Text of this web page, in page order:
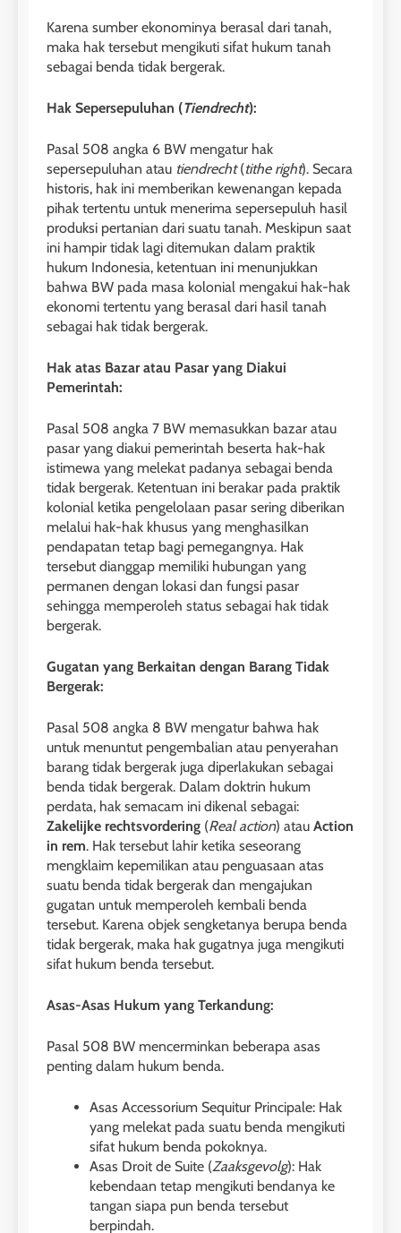
Karena sumber ekonominya berasal dari tanah,
maka hak tersebut mengikuti sifat hukum tanah
sebagai benda tidak bergerak.
Hak Sepersepuluhan (Tiendrecht):
Pasal 508 angka 6 BW mengatur hak
sepersepuluhan atau tiendrecht(tithe right). Secara
historis, hak ini memberikan kewenangan kepada
pihak tertentu untuk menerima sepersepuluh hasil
produksi pertanian dari suatu tanah. Meskipun saat
ini hampir tidak lagi ditemukan dalam praktik
hukum Indonesia, ketentuan ini menunjukkan
bahwa BW pada masa kolonial mengakui hak-hak
ekonomi tertentu yang berasal dari hasil tanah
sebagai hak tidak bergerak.
Hak atas Bazar atau Pasar yang Diakui
Pemerintah:
Pasal 508 angka 7 BW memasukkan bazar atau
pasar yang diakui pemerintah beserta hak-hak
istimewa yang melekat padanya sebagai benda
tidak bergerak. Ketentuan ini berakar pada praktik
kolonial ketika pengelolaan pasar sering diberikan
melalui hak-hak khusus yang menghasilkan
pendapatan tetap bagi pemegangnya. Hak
tersebut dianggap memiliki hubungan yang
permanen dengan lokasi dan fungsi pasar
sehingga memperoleh status sebagai hak tidak
bergerak.
Gugatan yang Berkaitan dengan Barang Tidak
Bergerak:
Pasal 508 angka 8 BW mengatur bahwa hak
untuk menuntut pengembalian atau penyerahan
barang tidak bergerak juga diperlakukan sebagai
benda tidak bergerak. Dalam doktrin hukum
perdata, hak semacam ini dikenal sebagai:
Zakelijke rechtsvordering (Real action) atau Action
in rem. Hak tersebut lahir ketika seseorang
mengklaim kepemilikan atau penguasaan atas
suatu benda tidak bergerak dan mengajukan
gugatan untuk memperoleh kembali benda
tersebut. Karena objek sengketanya berupa benda
tidak bergerak, maka hak gugatnya juga mengikuti
sifat hukum benda tersebut.
Asas-Asas Hukum yang Terkandung:
Pasal 508 BW mencerminkan beberapa asas
penting dalam hukum benda.
Asas Accessorium Sequitur Principale: Hak
yang melekat pada suatu benda mengikuti
sifat hukum benda pokoknya.
Asas Droit de Suite (Zaaksgevolg): Hak
kebendaan tetap mengikuti bendanya ke
tangan siapa pun benda tersebut
berpindah.